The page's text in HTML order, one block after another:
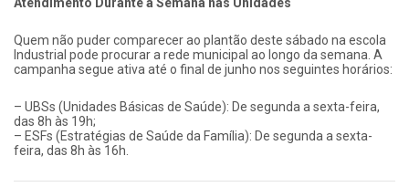
Atendimento Durante a Semana nas Unidades
Quem não puder comparecer ao plantão deste sábado na escola
Industrial pode procurar a rede municipal ao longo da semana. A
campanha segue ativa até o final de junho nos seguintes horários:
– UBSs (Unidades Básicas de Saúde): De segunda a sexta-feira,
das 8h às 19h;
– ESFs (Estratégias de Saúde da Família): De segunda a sexta-
feira, das 8h às 16h.